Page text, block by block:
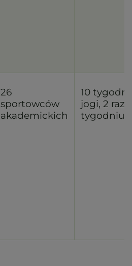
26
sportowców
akademickich
10 tygodni
jogi, 2
tygodniu